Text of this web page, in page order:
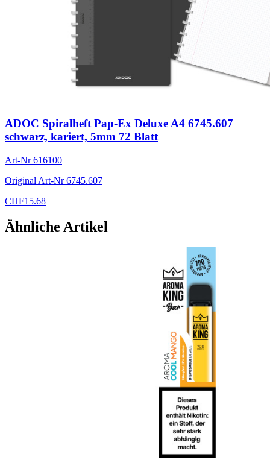
ADOC Spiralheft Pap-Ex Deluxe A4 6745.607
schwarz, kariert, 5mm 72 Blatt
Art-Nr616100
Original Art-Nr6745.607
CHF15.68
Ähnliche Artikel